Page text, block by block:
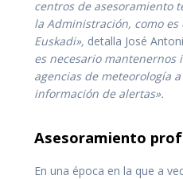
centros de asesoramiento
la Administración, como es
Euskadi», detalla José
es necesario mantenernos
agencias de meteorología
información de alertas».
Asesoramiento
En una época en la que a